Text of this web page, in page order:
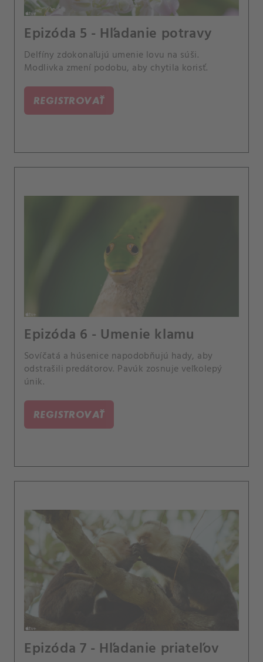
Epizóda 5 - Hľadanie potravy
Delfíny zdokonaľujú umenie lovu na súši.
Modlivka zmení podobu, aby chytila korisť.
REGISTROVAŤ
Epizóda 6 - Umenie klamu
Sovíčatá a húsenice napodobňujú hady, aby
odstrašili predátorov. Pavúk zosnuje veľkolepý
únik.
REGISTROVAŤ
Epizóda 7 - Hľadanie priateľov